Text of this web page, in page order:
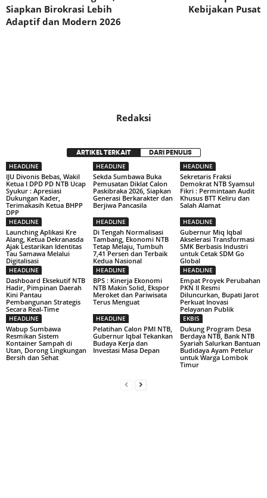
Siapkan Birokrasi Lebih
Adaptif dan Modern 2026
Kebijakan Pusat
Redaksi
ARTIKEL TERKAIT DARI PENULIS
HEADLINE
IJU Divonis Bebas, Wakil
Ketua I DPD PD NTB Ucap
Syukur : Apresiasi
Dukungan Kader,
Terimakasih Ketua BHPP
DPP
HEADLINE
Sekda Sumbawa Buka
Pemusatan Diklat Calon
Paskibraka 2026, Siapkan
Generasi Berkarakter dan
Berjiwa Pancasila
HEADLINE
Sekretaris Fraksi
Demokrat NTB Syamsul
Fikri : Permintaan Audit
Khusus BTT Keliru dan
Salah Alamat
HEADLINE
Launching Aplikasi Kre
Alang, Ketua Dekranasda
Ajak Lestarikan Identitas
Tau Samawa Melalui
Digitalisasi
HEADLINE
Di Tengah Normalisasi
Tambang, Ekonomi NTB
Tetap Melaju, Tumbuh
7,41 Persen dan Terbaik
Kedua Nasional
HEADLINE
Gubernur Miq Iqbal
Akselerasi Transformasi
SMK Berbasis Industri
untuk Cetak SDM Go
Global
HEADLINE
Dashboard Eksekutif NTB
Hadir, Pimpinan Daerah
Kini Pantau
Pembangunan Strategis
Secara Real-Time
HEADLINE
BPS : Kinerja Ekonomi
NTB Makin Solid, Ekspor
Meroket dan Pariwisata
Terus Menguat
HEADLINE
Empat Proyek Perubahan
PKN II Resmi
Diluncurkan, Bupati Jarot
Perkuat Inovasi
Pelayanan Publik
HEADLINE
Wabup Sumbawa
Resmikan Sistem
Kontainer Sampah di
Utan, Dorong Lingkungan
Bersih dan Sehat
HEADLINE
Pelatihan Calon PMI NTB,
Gubernur Iqbal Tekankan
Budaya Kerja dan
Investasi Masa Depan
EKBIS
Dukung Program Desa
Berdaya NTB, Bank NTB
Syariah Salurkan Bantuan
Budidaya Ayam Petelur
untuk Warga Lombok
Timur